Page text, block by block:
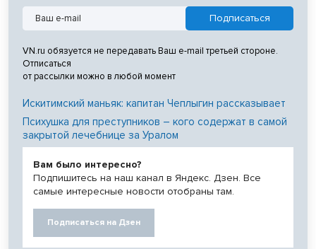
VN.ru обязуется не передавать Ваш e-mail третьей стороне.
Отписаться
от рассылки можно в любой момент
Искитимский маньяк: капитан Чеплыгин рассказывает
Психушка для преступников – кого содержат в самой
закрытой лечебнице за Уралом
Вам было интересно?
Подпишитесь на наш канал в Яндекс. Дзен. Все
самые интересные новости отобраны там.
Подписаться на Дзен